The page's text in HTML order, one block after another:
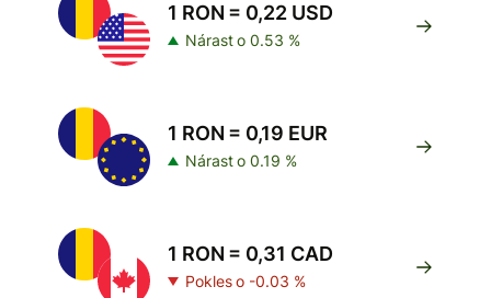
1 RON = 0,22 USD
Nárast o 0.53 %
1 RON = 0,19 EUR
Nárast o 0.19 %
1 RON = 0,31 CAD
Pokles o -0.03 %